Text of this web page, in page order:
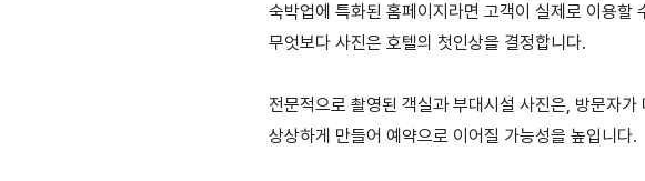
숙박업에 특화된 홈페이지라면 고객이 실제로 이용할
무엇보다 사진은 호텔의 첫인상을 결정합니다.
전문적으로 촬영된 객실과 부대시설 사진은, 방문자가
상상하게 만들어 예약으로 이어질 가능성을 높입니다.